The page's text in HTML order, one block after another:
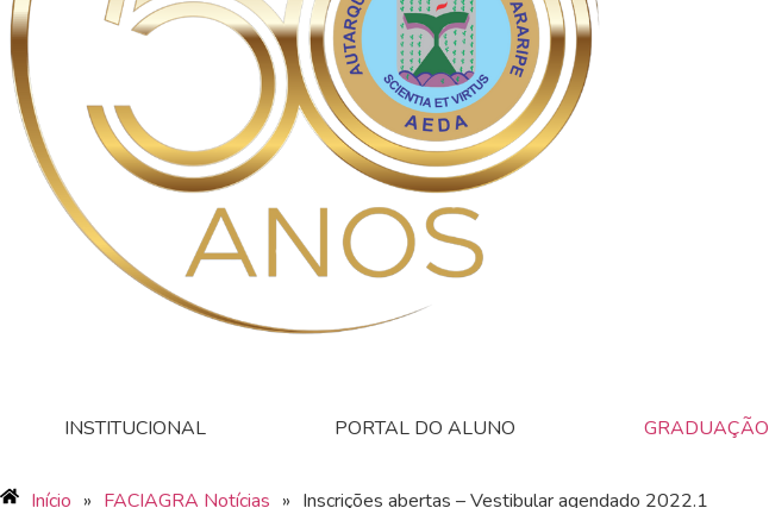
INSTITUCIONAL PORTAL DO ALUNO GRADUAÇÃO
Início » FACIAGRA Notícias » Inscrições abertas – Vestibular agendado 2022.1